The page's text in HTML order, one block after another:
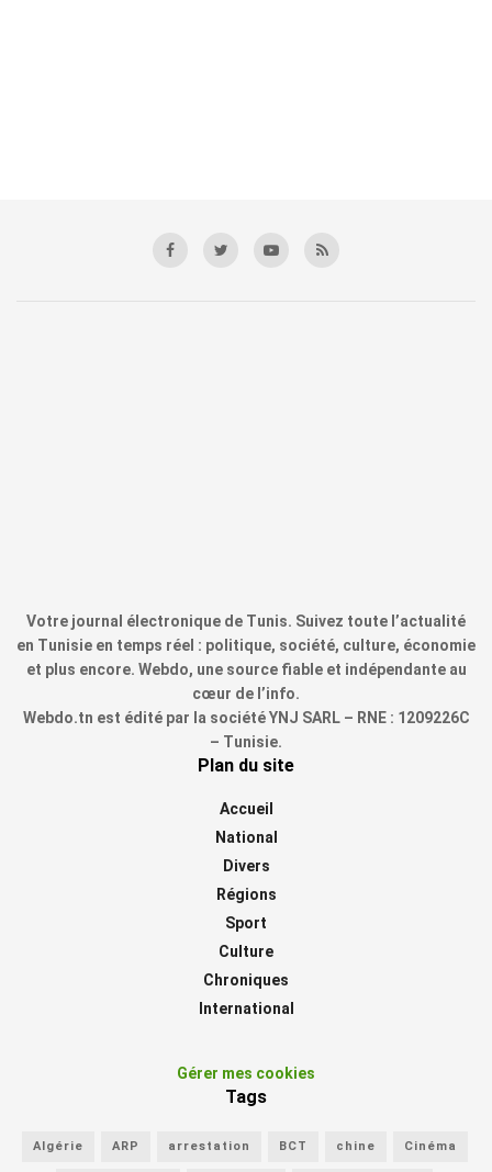
Votre journal électronique de Tunis. Suivez toute l’actualité
en Tunisie en temps réel : politique, société, culture, économie
et plus encore. Webdo, une source fiable et indépendante au
cœur de l’info.
Webdo.tn est édité par la société YNJ SARL – RNE : 1209226C
– Tunisie.
Plan du site
Accueil
National
Divers
Régions
Sport
Culture
Chroniques
International
Gérer mes cookies
Tags
Algérie ARP arrestation BCT chine Cinéma